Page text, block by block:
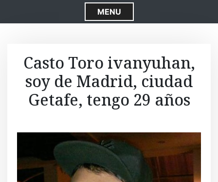
S
k
o
o
n
n
t
MENU
Casto Toro ivanyuhan,
soy de Madrid, ciudad
Getafe, tengo 29 años